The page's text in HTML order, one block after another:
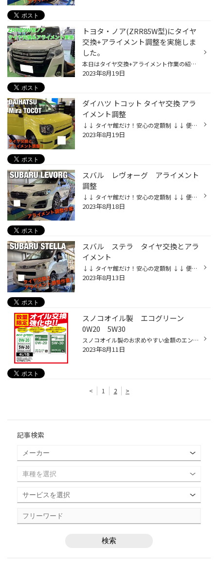
トヨタ・ノア(ZRR85W型)にタイヤ
交換+アライメント調整を実施しま
した。
本日はタイヤ交換+アライメント作業の紹介です。 ＜＜作業詳細＞＞ 車種：トヨタ・ノア（ZRR85W型） 作業内容：タイヤ交換、アライメント 依頼理由：タイヤの使用限度(残溝)がきていた 使用頻度：日々の買い物、休日のお出かけ 交換前後のタイヤ比較 新品のタイヤと比較して溝が大きく減っており、...
2023年8月19日
ダイハツ トコット タイヤ交換 アラ
イメント調整
↓↓ タイヤ館だけ！安心の定額制 ↓↓ 便利なサブスク購入はこちらをクリック ↓↓ タイヤ館ネットショッピング ↓↓ お買い得商品はこちらをクリック ↓↓ Amazonで手軽に買える！ ↓↓ Amazon購入はこちらをクリック ＜＜作業詳細＞＞ 車種：ダイハツ 車名: ミラ トコット 作業内容：タイヤ交換とアライメン...
2023年8月19日
スバル レヴォーグ アライメント
調整
↓↓ タイヤ館だけ！安心の定額制 ↓↓ 便利なサブスク購入はこちらをクリック ↓↓ タイヤ館ネットショッピング ↓↓ お買い得商品はこちらをクリック ↓↓ Amazonで手軽に買える！ ↓↓ Amazon購入はこちらをクリック ＜＜作業詳細＞＞ 車種：スバル 車名：レヴォーグ 作業内容：アライメント調整 調整理由：...
2023年8月18日
スバル ステラ タイヤ交換とアラ
イメント
↓↓ タイヤ館だけ！安心の定額制 ↓↓ 便利なサブスク購入はこちらをクリック ↓↓ タイヤ館ネットショッピング ↓↓ お買い得商品はこちらをクリック ↓↓ Amazonで手軽に買える！ ↓↓ Amazon購入はこちらをクリック ＜＜作業詳細＞＞ 車種：スバル 車名:ステラ 作業内容：タイヤ交換とアライメント タイヤサ...
2023年8月13日
スノコオイル製 エコグリーン
0W20 5W30
スノコオイル製のお求めやすい金額のエンジンオイルです。 0W20と5W30の粘度を用意しており両方とも2980円税込みとなります。 主に国産車に対応しており輸入車のお客様は別の商品がありますのでご相談くださいませ。
2023年8月11日
< 1 2 >
記事検索